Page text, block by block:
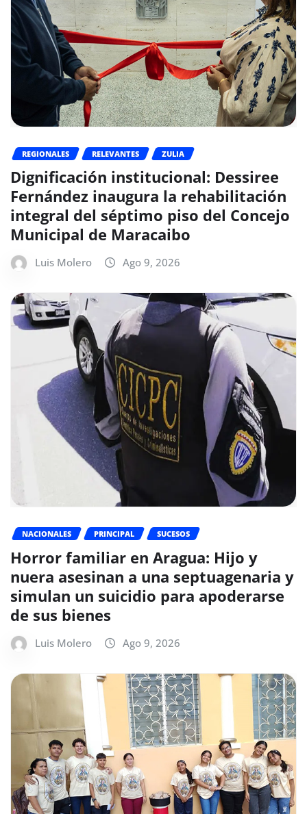
REGIONALES RELEVANTES ZULIA
Dignificación institucional: Dessiree
Fernández inaugura la rehabilitación
integral del séptimo piso del Concejo
Municipal de Maracaibo
Luis Molero Ago 9, 2026
NACIONALES PRINCIPAL SUCESOS
Horror familiar en Aragua: Hijo y
nuera asesinan a una septuagenaria y
simulan un suicidio para apoderarse
de sus bienes
Luis Molero Ago 9, 2026